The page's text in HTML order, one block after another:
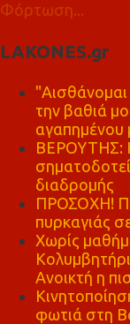
Φόρτωση...
LAKONES.gr
την βαθιά
αγαπημένου
ΒΕΡΟΥΤΗΣ:
διαδρομής
ΠΡΟΣΟΧΗ!
πυρκαγιάς
Χωρίς
Ανοικτή η
φωτιά στη